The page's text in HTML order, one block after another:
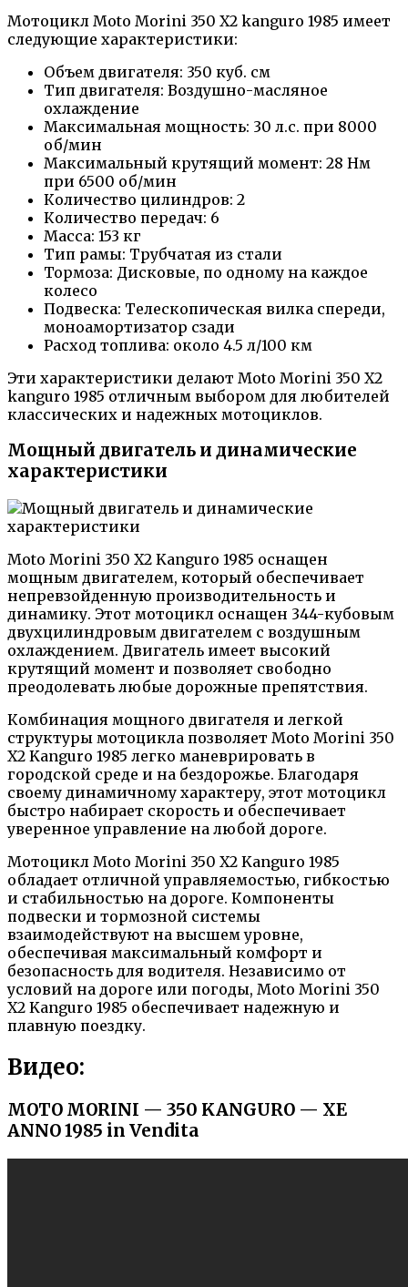
Мотоцикл Moto Morini 350 X2 kanguro 1985 имеет
следующие характеристики:
Объем двигателя: 350 куб. см
Тип двигателя: Воздушно-масляное
охлаждение
Максимальная мощность: 30 л.с. при 8000
об/мин
Максимальный крутящий момент: 28 Нм
при 6500 об/мин
Количество цилиндров: 2
Количество передач: 6
Масса: 153 кг
Тип рамы: Трубчатая из стали
Тормоза: Дисковые, по одному на каждое
колесо
Подвеска: Телескопическая вилка спереди,
моноамортизатор сзади
Расход топлива: около 4.5 л/100 км
Эти характеристики делают Moto Morini 350 X2
kanguro 1985 отличным выбором для любителей
классических и надежных мотоциклов.
Мощный двигатель и динамические
характеристики
Moto Morini 350 X2 Kanguro 1985 оснащен
мощным двигателем, который обеспечивает
непревзойденную производительность и
динамику. Этот мотоцикл оснащен 344-кубовым
двухцилиндровым двигателем с воздушным
охлаждением. Двигатель имеет высокий
крутящий момент и позволяет свободно
преодолевать любые дорожные препятствия.
Комбинация мощного двигателя и легкой
структуры мотоцикла позволяет Moto Morini 350
X2 Kanguro 1985 легко маневрировать в
городской среде и на бездорожье. Благодаря
своему динамичному характеру, этот мотоцикл
быстро набирает скорость и обеспечивает
уверенное управление на любой дороге.
Мотоцикл Moto Morini 350 X2 Kanguro 1985
обладает отличной управляемостью, гибкостью
и стабильностью на дороге. Компоненты
подвески и тормозной системы
взаимодействуют на высшем уровне,
обеспечивая максимальный комфорт и
безопасность для водителя. Независимо от
условий на дороге или погоды, Moto Morini 350
X2 Kanguro 1985 обеспечивает надежную и
плавную поездку.
Видео:
MOTO MORINI — 350 KANGURO — XE
ANNO 1985 in Vendita